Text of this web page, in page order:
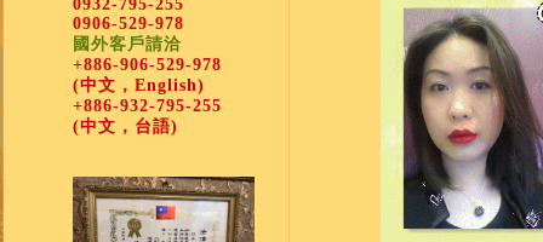
0932-795-255
0906-529-978
國外客戶請洽
+886-906-529-978
(中文，English)
+886-932-795-255
(中文，台語)